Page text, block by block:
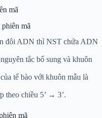
mã
mã
đôi ADN thì NST chứa ADN
tắc bổ sung và khuôn
tế bào với khuôn mẫu là
theo chiều 5’ → 3’.
mã